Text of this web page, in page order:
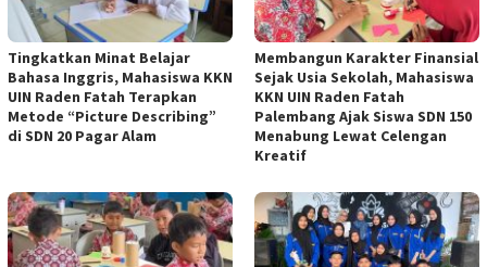
Tingkatkan Minat Belajar
Bahasa Inggris, Mahasiswa KKN
UIN Raden Fatah Terapkan
Metode “Picture Describing”
di SDN 20 Pagar Alam
Membangun Karakter Finansial
Sejak Usia Sekolah, Mahasiswa
KKN UIN Raden Fatah
Palembang Ajak Siswa SDN 150
Menabung Lewat Celengan
Kreatif